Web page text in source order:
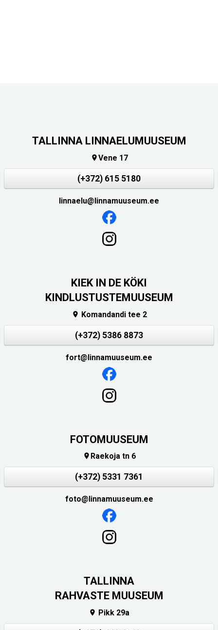
TALLINNA LINNAELUMUUSEUM
Vene 17
(+372) 615 5180
linnaelu@linnamuuseum.ee
KIEK IN DE KÖKI
KINDLUSTUSTEMUUSEUM
 Komandandi tee 2
(+372) 5386 8873
fort@linnamuuseum.ee
FOTOMUUSEUM
 Raekoja tn 6
(+372) 5331 7361
foto@linnamuuseum.ee
TALLINNA
RAHVASTE MUUSEUM
 Pikk 29a